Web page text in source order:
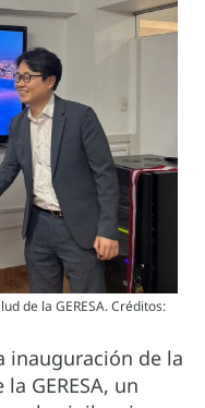
de la GERESA. Créditos:
inauguración de la
GERESA, un